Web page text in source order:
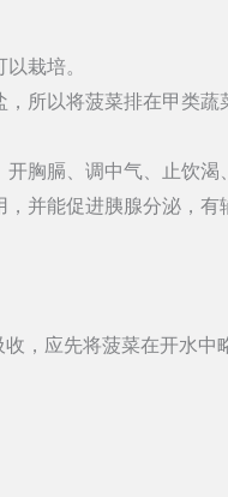
栽培。
所以将菠菜排在甲类蔬
胸膈、调中气、止饮渴
并能促进胰腺分泌，有
，应先将菠菜在开水中